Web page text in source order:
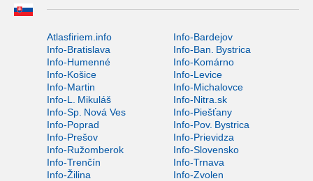
Atlasfiriem.info
Info-Bardejov
Info-Bratislava
Info-Ban. Bystrica
Info-Humenné
Info-Komárno
Info-Košice
Info-Levice
Info-Martin
Info-Michalovce
Info-L. Mikuláš
Info-Nitra.sk
Info-Sp. Nová Ves
Info-Piešťany
Info-Poprad
Info-Pov. Bystrica
Info-Prešov
Info-Prievidza
Info-Ružomberok
Info-Slovensko
Info-Trenčín
Info-Trnava
Info-Žilina
Info-Zvolen